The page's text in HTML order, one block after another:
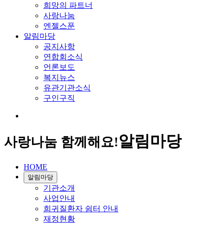
희망의 파트너
사랑나눔
엔젤스푼
알림마당
공지사항
연합회소식
언론보도
복지뉴스
유관기관소식
구인구직
사랑나눔 함께해요!알림마당
HOME
알림마당
기관소개
사업안내
희귀질환자 쉼터 안내
재정현황